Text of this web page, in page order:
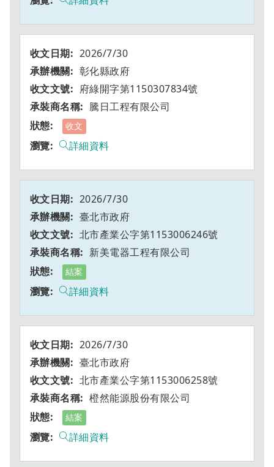
2026/7/30
彰化縣政府
府綠開字第1150307834號
騰日工程有限公司
收文
詳細資料
2026/7/30
臺北市政府
北市產業公字第1153006246號
新美電器工程有限公司
結案
詳細資料
2026/7/30
臺北市政府
北市產業公字第1153006258號
橙然能源股份有限公司
結案
詳細資料